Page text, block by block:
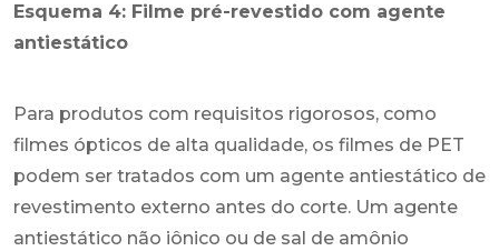
Esquema 4: Filme pré-revestido com agente
antiestático
Para produtos com requisitos rigorosos, como
filmes ópticos de alta qualidade, os filmes de PET
podem ser tratados com um agente antiestático de
revestimento externo antes do corte. Um agente
antiestático não iônico ou de sal de amônio